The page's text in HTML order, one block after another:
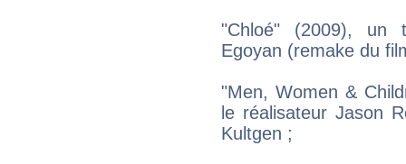
"Chloé" (2009), un
Egoyan (remake du
"Men, Women &
le réalisateur Jason
Kultgen ;